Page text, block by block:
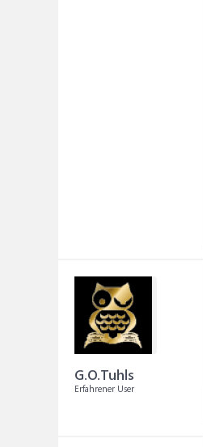
G.O.Tuhls
Erfahrener User